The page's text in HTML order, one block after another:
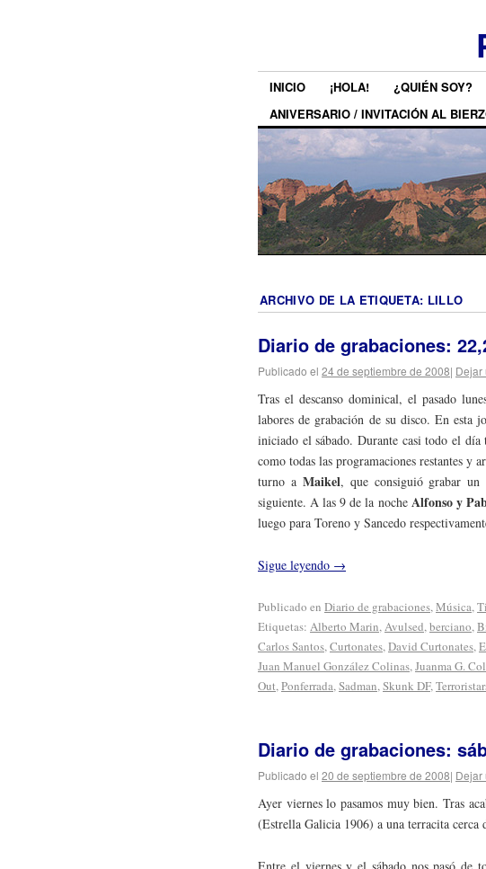
INICIO ¡HOLA! ¿QUIÉN SOY?
ANIVERSARIO / INVITACIÓN AL
ARCHIVO DE LA ETIQUETA: LILLO
Diario de grabaciones:
Publicado el 24 de septiembre de 2008| Dejar
Tras el descanso dominical, el pasado
labores de grabación de su disco. En esta
iniciado el sábado. Durante casi todo el
como todas las programaciones restantes y
turno a Maikel, que consiguió grabar
siguiente. A las 9 de la noche Alfonso y
luego para Toreno y Sancedo
Sigue leyendo →
Publicado en Diario de grabaciones,Música,
Etiquetas: Alberto Marin,Avulsed,berciano,
Carlos Santos,Curtonates,David Curtonates,
Juan Manuel González Colinas,Juanma G.
Out,Ponferrada,Sadman,Skunk DF,
Diario de grabaciones:
Publicado el 20 de septiembre de 2008| Dejar
Ayer viernes lo pasamos muy bien. Tras
(Estrella Galicia 1906) a una terracita cerca